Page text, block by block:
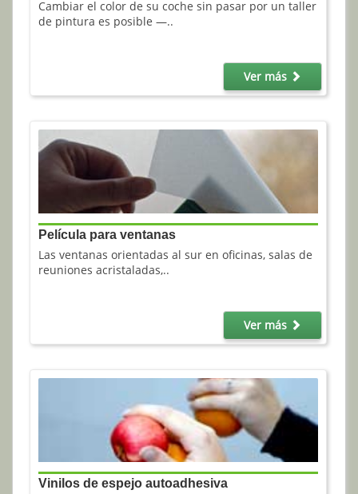
Cambiar el color de su coche sin pasar por un taller
de pintura es posible —..
Ver más
Película para ventanas
Las ventanas orientadas al sur en oficinas, salas de
reuniones acristaladas,..
Ver más
Vinilos de espejo autoadhesiva